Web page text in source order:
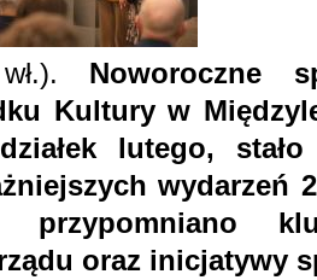
Noworoczne
Kultury w
lutego,
wydarzeń
przypomniano
oraz inicjatywy